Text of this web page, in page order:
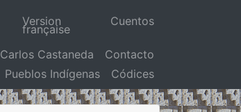
Version
française
Cuentos
Carlos Castaneda
Contacto
Pueblos Indígenas Códices